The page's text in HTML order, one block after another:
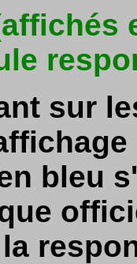
sur
bleu